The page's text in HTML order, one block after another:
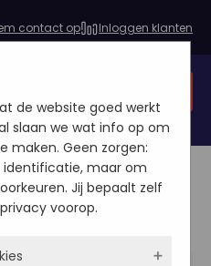
contact op Inloggen klanten
wat levert het op?
het op?
de website goed werkt
slaan we wat info op om
maken. Geen zorgen:
maar om
Jij bepaalt zelf
voorop.